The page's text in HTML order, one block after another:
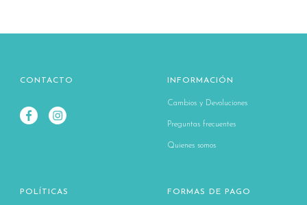
CONTACTO INFORMACIÓN
Cambios y Devoluciones
Preguntas frecuentes
Quienes somos
POLÍTICAS FORMAS DE PAGO